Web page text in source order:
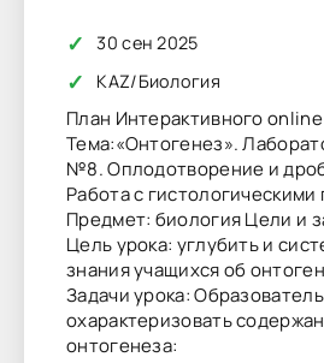
✓ 30 сен 2025
✓ KAZ/Биология
План Интерактивного
Тема:«Онтогенез».
№8. Оплодотворение и
Работа с
Предмет: биология Цели и
Цель урока: углубить и
знания учащихся об
Задачи урока:
охарактеризовать
онтогенеза: